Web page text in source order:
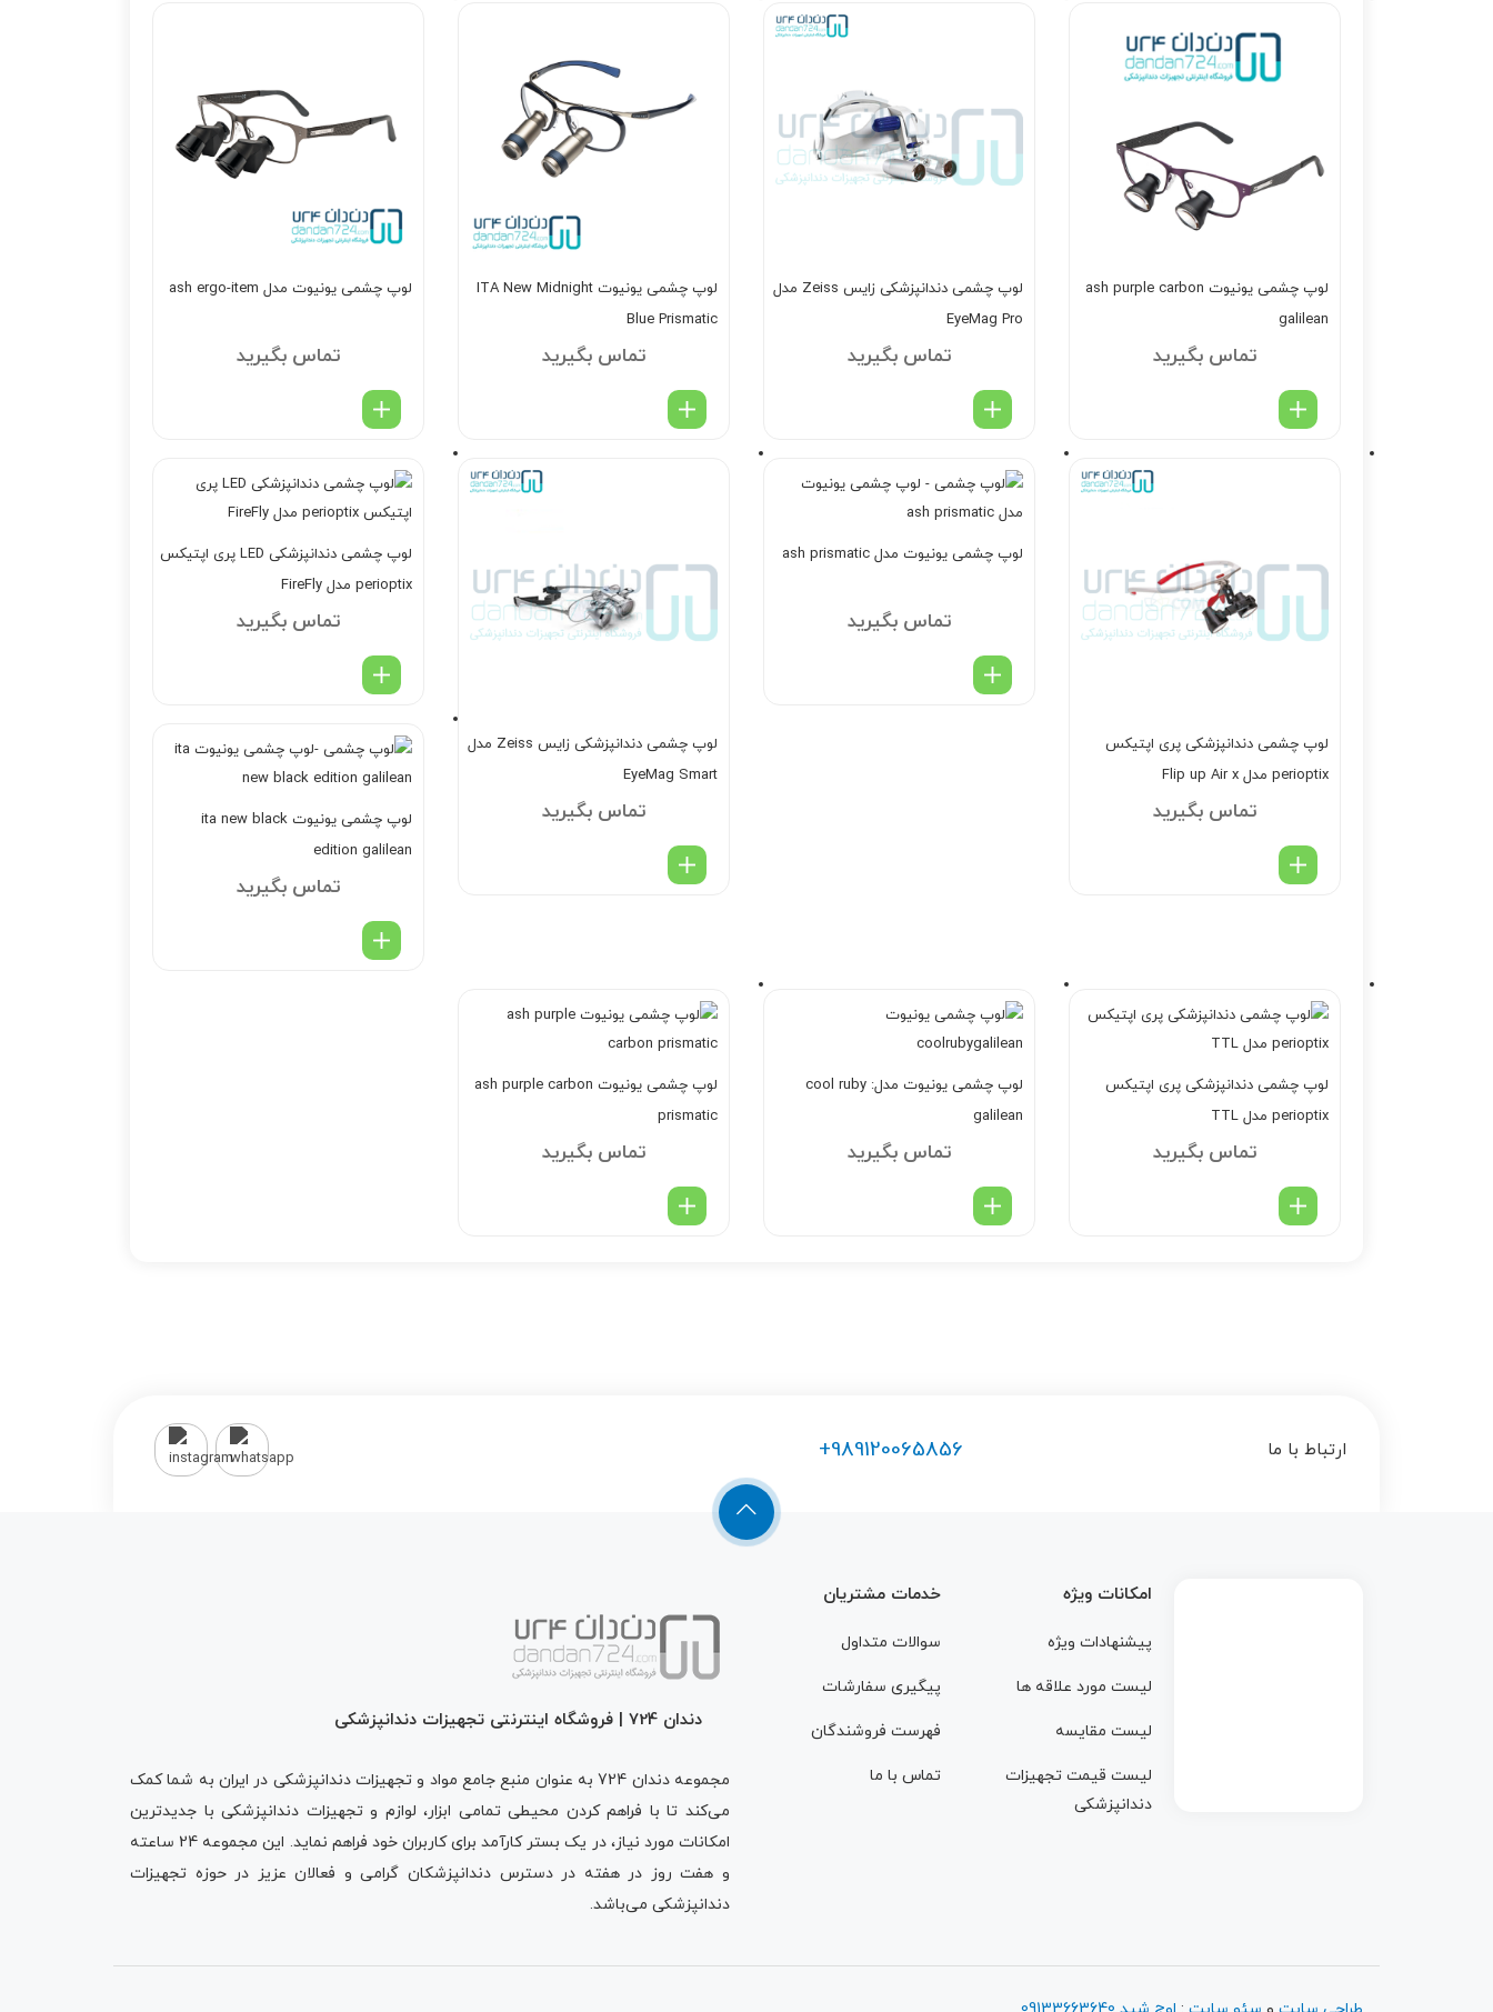
لوپ چشمی یونیوت ash purple carbon
galilean
تماس بگیرید
لوپ چشمی دندانپزشکی زایس Zeiss مدل
EyeMag Pro
تماس بگیرید
لوپ چشمی یونیوت ITA New Midnight
Blue Prismatic
تماس بگیرید
لوپ چشمی یونیوت مدل ash ergo-item
تماس بگیرید
لوپ چشمی دندانپزشکی پری اپتیکس
perioptix مدل Flip up Air x
تماس بگیرید
لوپ چشمی یونیوت مدل ash prismatic
تماس بگیرید
لوپ چشمی دندانپزشکی زایس Zeiss مدل
EyeMag Smart
تماس بگیرید
لوپ چشمی دندانپزشکی LED پری اپتیکس
perioptix مدل FireFly
تماس بگیرید
لوپ چشمی یونیوت ita new black
edition galilean
تماس بگیرید
لوپ چشمی دندانپزشکی پری اپتیکس
perioptix مدل TTL
تماس بگیرید
لوپ چشمی یونیوت مدل: cool ruby
galilean
تماس بگیرید
لوپ چشمی یونیوت ash purple carbon
prismatic
تماس بگیرید
ارتباط با ما +989120065856
/home/dandan72/public_html/wp-
content/themes/zanbil/widgets/top-
امکانات ویژه
پیشنهادات ویژه
لیست مورد علاقه ها
لیست مقایسه
لیست قیمت تجهیزات
دندانپزشکی
خدمات مشتریان
سوالات متداول
پیگیری سفارشات
فهرست فروشندگان
تماس با ما
دندان 724 | فروشگاه اینترنتی تجهیزات دندانپزشکی
مجموعه دندان 724 به‌ عنوان منبع جامع مواد و تجهیزات دندانپزشکی در ایران به شما کمک
می‌کند تا با فراهم کردن محیطی تمامی ابزار، لوازم و تجهیزات دندانپزشکی با جدیدترین
امکانات مورد نیاز، در یک بستر کارآمد برای کاربران خود فراهم نماید. این مجموعه 24 ساعته
و هفت روز در هفته در دسترس دندانپزشکان گرامی و فعالان عزیز در حوزه تجهیزات
دندانپزشکی می‌باشد.